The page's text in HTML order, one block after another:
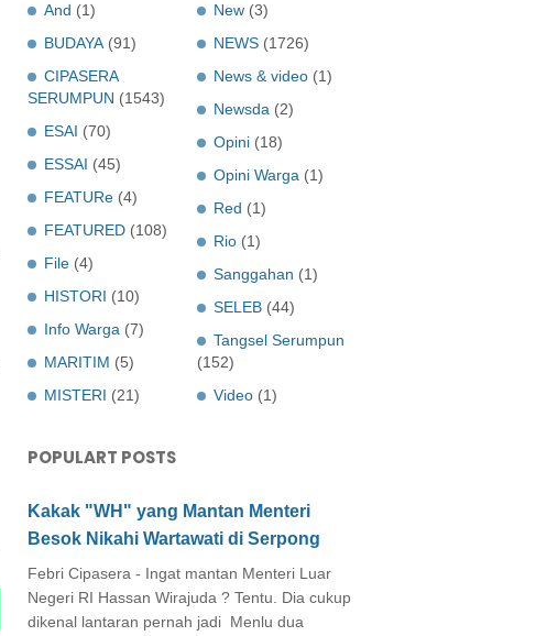
And (1)
BUDAYA (91)
CIPASERA
SERUMPUN (1543)
ESAI (70)
ESSAI (45)
FEATURe (4)
FEATURED (108)
File (4)
HISTORI (10)
Info Warga (7)
MARITIM (5)
MISTERI (21)
New (3)
NEWS (1726)
News & video (1)
Newsda (2)
Opini (18)
Opini Warga (1)
Red (1)
Rio (1)
Sanggahan (1)
SELEB (44)
Tangsel Serumpun
(152)
Video (1)
POPULART POSTS
Kakak "WH" yang Mantan Menteri
Besok Nikahi Wartawati di Serpong
Febri Cipasera - Ingat mantan Menteri Luar
Negeri RI Hassan Wirajuda ? Tentu. Dia cukup
dikenal lantaran pernah jadi Menlu dua